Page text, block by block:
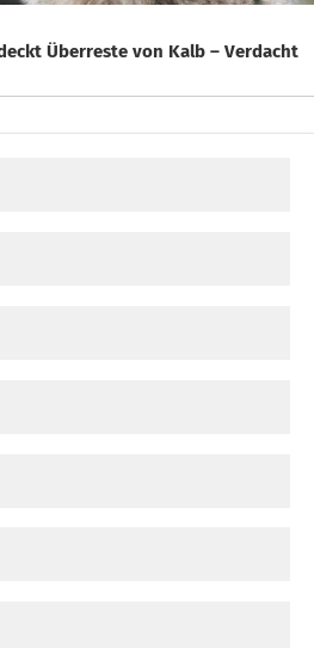
Überreste von Kalb – Verdacht